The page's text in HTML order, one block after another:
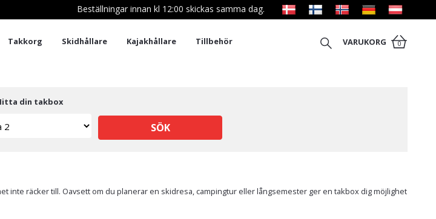
Beställningar innan kl 12:00 skickas samma dag.
Takkorg Skidhållare Kajakhållare Tillbehör VARUKORG 0
din takbox
SÖK
inte räcker till. Oavsett om du planerar en skidresa, campingtur eller långsemester ger en takbox dig möjlighet